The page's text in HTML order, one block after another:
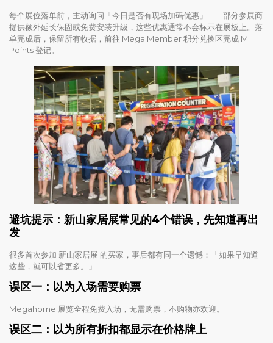
每个展位落单前，主动询问「今日是否有现场加码优惠」——部分参展商
提供额外延长保固或免费安装升级，这些优惠通常不会标示在展板上。落
单完成后，保留所有收据，前往 Mega Member 积分兑换区完成 M
Points 登记。
避坑提示：新山家居展常见的4个错误，先知道再出
发
很多首次参加 新山家居展 的买家，事后都有同一个遗憾：「如果早知道
这些，就可以省更多。」
误区一：以为入场需要购票
Megahome 展览全程免费入场，无需购票，不购物亦欢迎。
误区二：以为所有折扣都显示在价格牌上